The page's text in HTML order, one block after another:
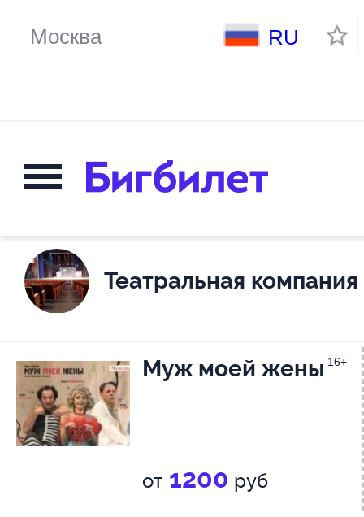
RU
Театральная
Муж моей жены 16+
от 1200 руб